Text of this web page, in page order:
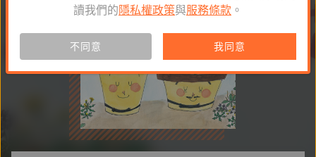
讀我們的 隱私權政策與服務條款 。
不同意 我同意